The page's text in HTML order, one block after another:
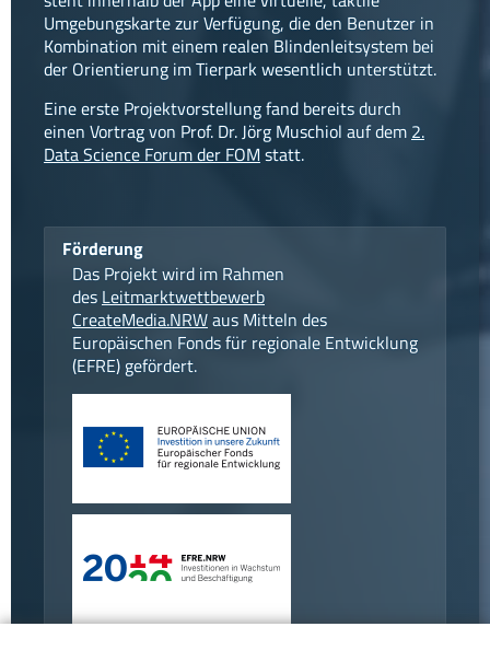
konzept
news
kontakt
facebook
instagram
Umgebungskarte zur Verfügung, die den Benutzer in
Kombination mit einem realen Blindenleitsystem bei
der Orientierung im Tierpark wesentlich unterstützt.
Eine erste Projektvorstellung fand bereits durch
einen Vortrag von Prof. Dr. Jörg Muschiol auf dem 2.
Data Science Forum der FOMstatt.
Förderung
Das Projekt wird im Rahmen
des Leitmarktwettbewerb
CreateMedia.NRWaus Mitteln des
Europäischen Fonds für regionale Entwicklung
(EFRE) gefördert.